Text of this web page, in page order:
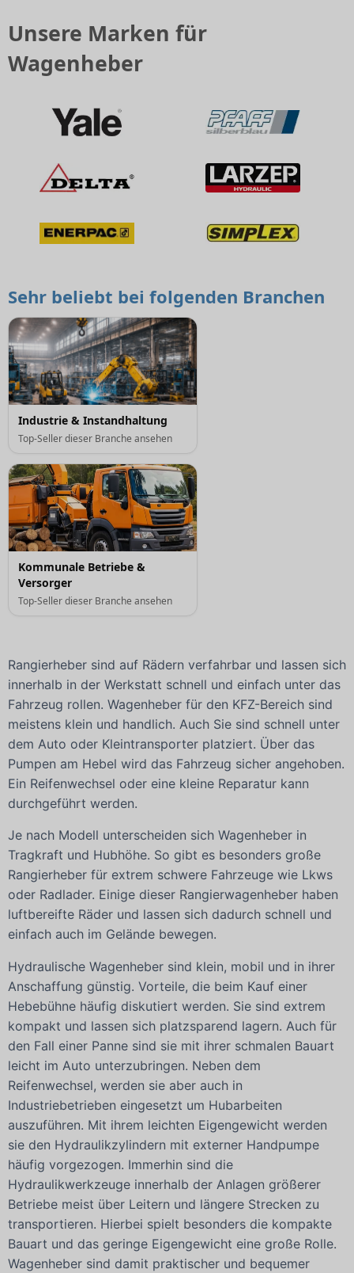
Unsere Marken für
Wagenheber
Sehr beliebt bei folgenden Branchen
Industrie & Instandhaltung
Top-Seller dieser Branche ansehen
Kommunale Betriebe &
Versorger
Top-Seller dieser Branche ansehen
Rangierheber sind auf Rädern verfahrbar und lassen sich
innerhalb in der Werkstatt schnell und einfach unter das
Fahrzeug rollen. Wagenheber für den KFZ-Bereich sind
meistens klein und handlich. Auch Sie sind schnell unter
dem Auto oder Kleintransporter platziert. Über das
Pumpen am Hebel wird das Fahrzeug sicher angehoben.
Ein Reifenwechsel oder eine kleine Reparatur kann
durchgeführt werden.
Je nach Modell unterscheiden sich Wagenheber in
Tragkraft und Hubhöhe. So gibt es besonders große
Rangierheber für extrem schwere Fahrzeuge wie Lkws
oder Radlader. Einige dieser Rangierwagenheber haben
luftbereifte Räder und lassen sich dadurch schnell und
einfach auch im Gelände bewegen.
Hydraulische Wagenheber sind klein, mobil und in ihrer
Anschaffung günstig. Vorteile, die beim Kauf einer
Hebebühne häufig diskutiert werden. Sie sind extrem
kompakt und lassen sich platzsparend lagern. Auch für
den Fall einer Panne sind sie mit ihrer schmalen Bauart
leicht im Auto unterzubringen. Neben dem
Reifenwechsel, werden sie aber auch in
Industriebetrieben eingesetzt um Hubarbeiten
auszuführen. Mit ihrem leichten Eigengewicht werden
sie den Hydraulikzylindern mit externer Handpumpe
häufig vorgezogen. Immerhin sind die
Hydraulikwerkzeuge innerhalb der Anlagen größerer
Betriebe meist über Leitern und längere Strecken zu
transportieren. Hierbei spielt besonders die kompakte
Bauart und das geringe Eigengewicht eine große Rolle.
Wagenheber sind damit praktischer und bequemer